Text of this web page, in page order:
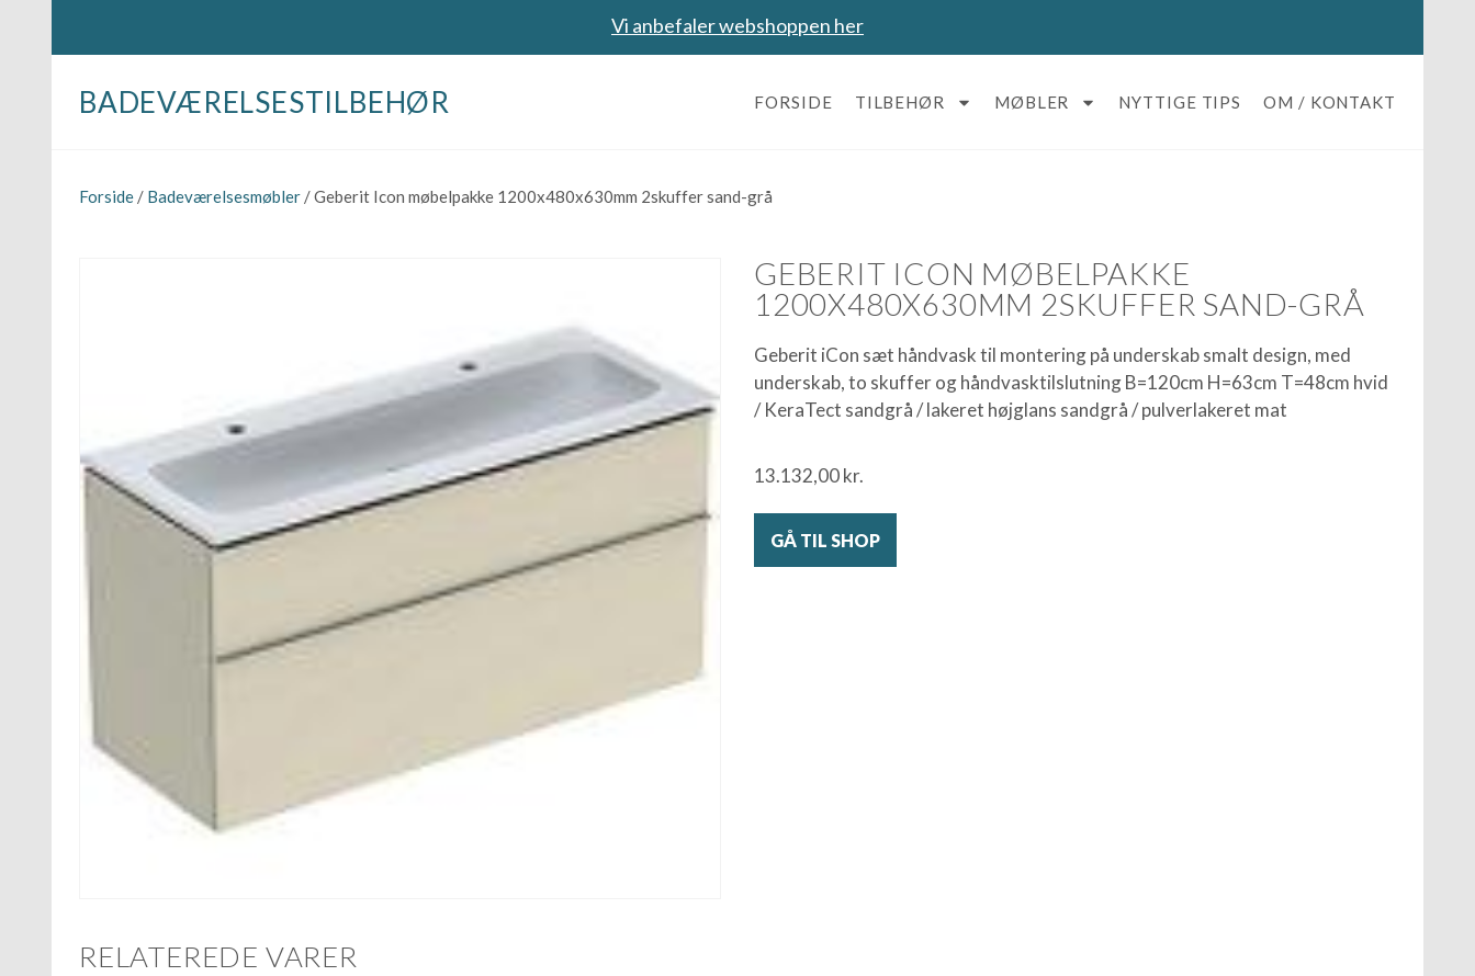
Vi anbefaler webshoppen her
BADEVÆRELSESTILBEHØR FORSIDE TILBEHØR MØBLER NYTTIGE TIPS OM / KONTAKT
Forside / Badeværelsesmøbler / Geberit Icon møbelpakke 1200x480x630mm 2skuffer sand-grå
GEBERIT ICON MØBELPAKKE
1200X480X630MM 2SKUFFER SAND-GRÅ
Geberit iCon sæt håndvask til montering på underskab smalt design, med
underskab, to skuffer og håndvasktilslutning B=120cm H=63cm T=48cm hvid
/ KeraTect sandgrå / lakeret højglans sandgrå / pulverlakeret mat
13.132,00kr.
GÅ TIL SHOP
RELATEREDE VARER